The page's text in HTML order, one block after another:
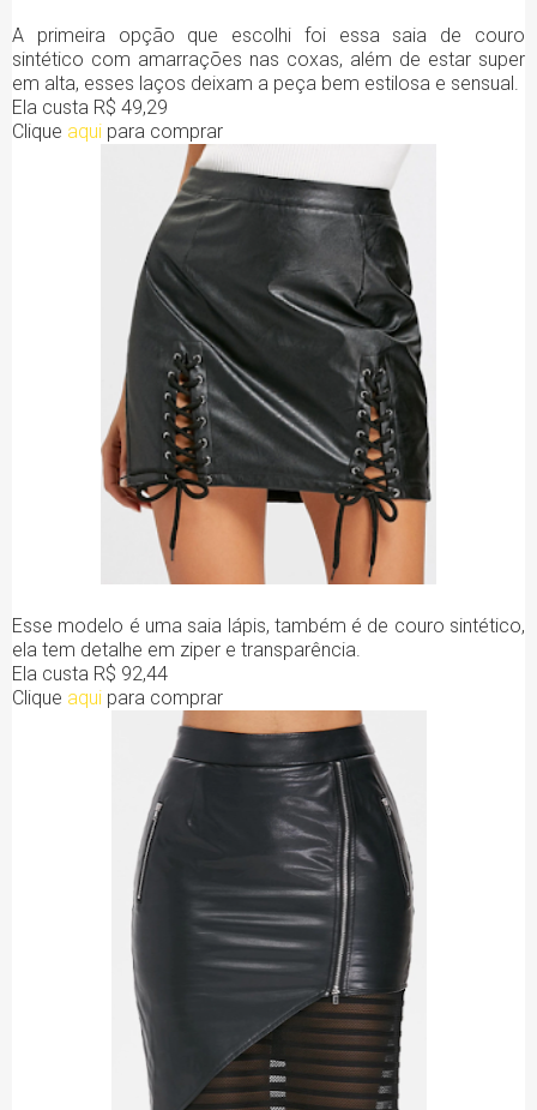
A primeira opção que escolhi foi essa saia de couro
sintético com amarrações nas coxas, além de estar super
em alta, esses laços deixam a peça bem estilosa e sensual.
Ela custa R$ 49,29
Clique aqui para comprar
Esse modelo é uma saia lápis, também é de couro sintético,
ela tem detalhe em ziper e transparência.
Ela custa R$ 92,44
Clique aqui para comprar